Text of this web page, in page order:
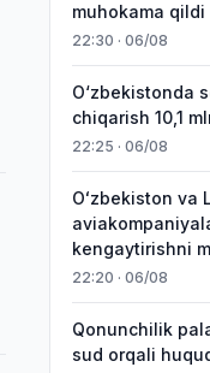
muhokama qildi
22:30 · 06/08
O‘zbekistonda
chiqarish 10,1
22:25 · 06/08
Oʻzbekiston va
kengaytirishni
22:20 · 06/08
Qonunchilik
sud orqali